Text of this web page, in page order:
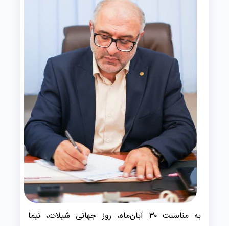
به مناسبت ۳۰ آبان‌ماه، روز جهانی شیلات، نیما